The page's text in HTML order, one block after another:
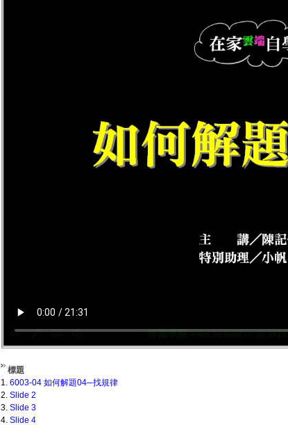
標題
1. 6003-04 如何解題04─找規律
2. Slide 2
3. Slide 3
4. Slide 4